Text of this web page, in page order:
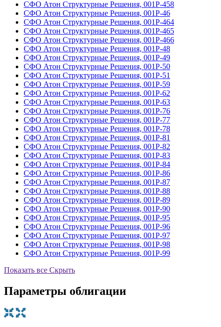
СФО Атон Структурные Решения, 001Р-458
СФО Атон Структурные Решения, 001Р-46
СФО Атон Структурные Решения, 001Р-464
СФО Атон Структурные Решения, 001Р-465
СФО Атон Структурные Решения, 001Р-466
СФО Атон Структурные Решения, 001Р-48
СФО Атон Структурные Решения, 001Р-49
СФО Атон Структурные Решения, 001Р-50
СФО Атон Структурные Решения, 001Р-51
СФО Атон Структурные Решения, 001Р-59
СФО Атон Структурные Решения, 001Р-62
СФО Атон Структурные Решения, 001Р-63
СФО Атон Структурные Решения, 001Р-76
СФО Атон Структурные Решения, 001Р-77
СФО Атон Структурные Решения, 001Р-78
СФО Атон Структурные Решения, 001Р-81
СФО Атон Структурные Решения, 001Р-82
СФО Атон Структурные Решения, 001Р-83
СФО Атон Структурные Решения, 001Р-84
СФО Атон Структурные Решения, 001Р-86
СФО Атон Структурные Решения, 001Р-87
СФО Атон Структурные Решения, 001Р-88
СФО Атон Структурные Решения, 001Р-89
СФО Атон Структурные Решения, 001Р-90
СФО Атон Структурные Решения, 001Р-95
СФО Атон Структурные Решения, 001Р-96
СФО Атон Структурные Решения, 001Р-97
СФО Атон Структурные Решения, 001Р-98
СФО Атон Структурные Решения, 001Р-99
Показать все Скрыть
Параметры облигации